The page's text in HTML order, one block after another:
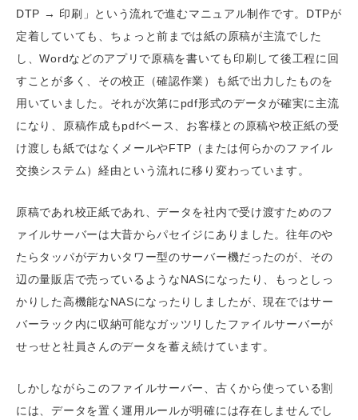
DTP → 印刷」という流れで進むマニュアル制作です。DTPが
定着していても、ちょっと前までは紙の原稿が主流でした
し、Wordなどのアプリで原稿を書いても印刷して後工程に回
すことが多く、その校正（確認作業）も紙で出力したものを
用いていました。それが次第にpdf形式のデータが確実に主流
になり、原稿作成もpdfベース、お客様との原稿や校正紙の受
け渡しも紙ではなくメールやFTP（または何らかのファイル
交換システム）経由という流れに移り変わっています。
原稿であれ校正紙であれ、データを社内で受け渡すためのフ
ァイルサーバーは大昔からパセイジにありました。往年のや
たらタッパがデカいタワー型のサーバー機だったのが、その
辺の量販店で売っているようなNASになったり、もっとしっ
かりした高機能なNASになったりしましたが、現在ではサー
バーラック内に収納可能なガッツリしたファイルサーバーが
せっせと社員さんのデータを蓄え続けています。
しかしながらこのファイルサーバー、古くから使っている割
には、データを置く運用ルールが明確には存在しませんでし